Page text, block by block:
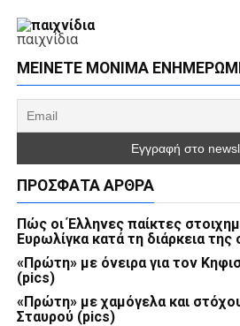
παιχνίδια
ΜΕΊΝΕΤΕ ΜΌΝΙΜΑ
ΠΡΌΣΦΑΤΑ ΆΡΘΡΑ
Πώς οι Έλληνες παίκτες
Ευρωλίγκα κατά τη διάρκεια της
«Πρώτη» με όνειρα για τον
(pics)
«Πρώτη» με χαμόγελα και
Σταυρού (pics)